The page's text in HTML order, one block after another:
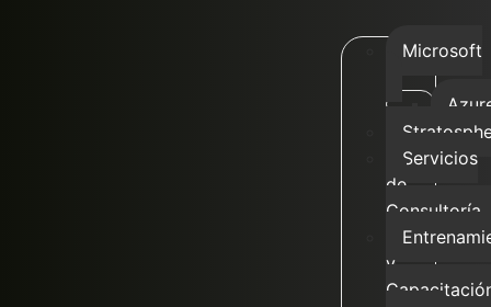
Microsoft
Servicios
de
Consultoría
y